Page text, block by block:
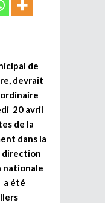
de
devrait
20 avril
de la
dans la
direction
nationale
a été